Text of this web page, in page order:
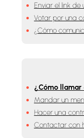
Enviar el link
Votar por una
¿Cómo
¿Cómo llamar
Mandar un
Hacer una
Contactar con